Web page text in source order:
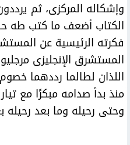
وإشكاله المركزى، ثم
الكتاب أضعف ما كتب طه
فكرته الرئيسية عن
المستشرق الإنجليزى
اللذان لطالما رددهما
منذ بدأ صدامه مبكرًا مع
وحتى رحيله وما بعد رحيله